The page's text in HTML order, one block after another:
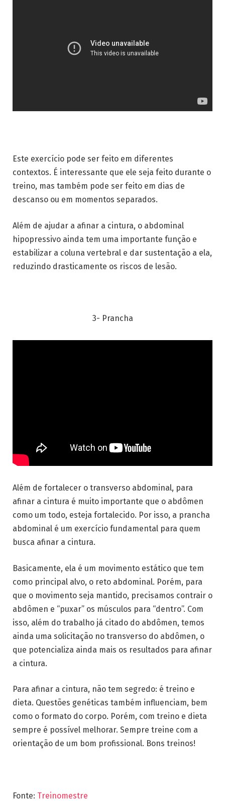
Este exercício pode ser feito em diferentes
contextos. É interessante que ele seja feito durante o
treino, mas também pode ser feito em dias de
descanso ou em momentos separados.
Além de ajudar a afinar a cintura, o abdominal
hipopressivo ainda tem uma importante função e
estabilizar a coluna vertebral e dar sustentação a ela,
reduzindo drasticamente os riscos de lesão.
3- Prancha
Além de fortalecer o transverso abdominal, para
afinar a cintura é muito importante que o abdômen
como um todo, esteja fortalecido. Por isso, a prancha
abdominal é um exercício fundamental para quem
busca afinar a cintura.
Basicamente, ela é um movimento estático que tem
como principal alvo, o reto abdominal. Porém, para
que o movimento seja mantido, precisamos contrair o
abdômen e “puxar” os músculos para “dentro”. Com
isso, além do trabalho já citado do abdômen, temos
ainda uma solicitação no transverso do abdômen, o
que potencializa ainda mais os resultados para afinar
a cintura.
Para afinar a cintura, não tem segredo: é treino e
dieta. Questões genéticas também influenciam, bem
como o formato do corpo. Porém, com treino e dieta
sempre é possível melhorar. Sempre treine com a
orientação de um bom profissional. Bons treinos!
Fonte: Treinomestre